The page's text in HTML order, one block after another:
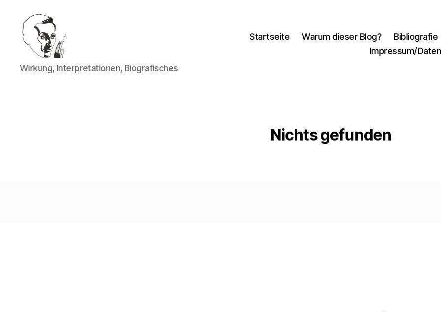
Walter
Mehring
Wirkung, Interpretationen, Biografisches
Startseite Warum dieser Blog? Bibliografie
Impressum/
Nichts gefunden